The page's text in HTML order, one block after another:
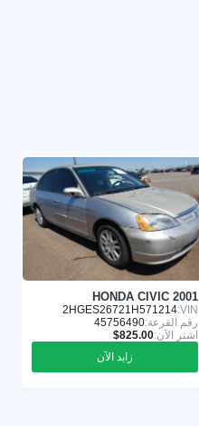
HONDA CIVIC 2001
VIN:
2HGES26721H571214
رقم القرعة:45756490
اشترِ الآن:
زايد الآن